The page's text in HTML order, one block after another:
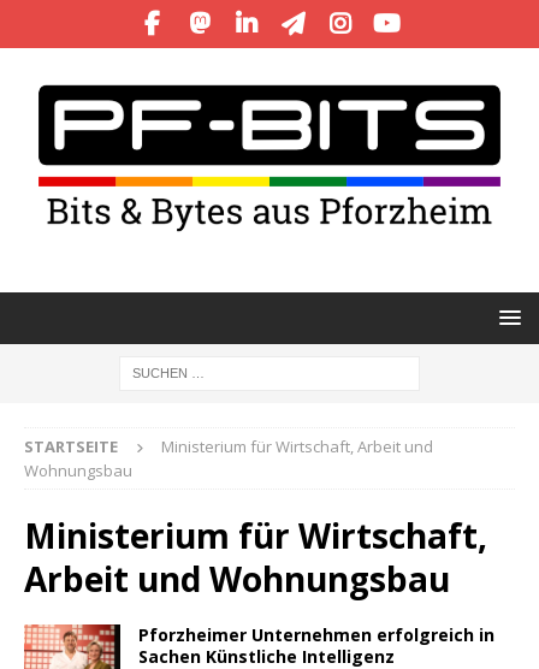
STARTSEITE
Ministerium für Wirtschaft, Arbeit und
Wohnungsbau
Ministerium für Wirtschaft,
Arbeit und Wohnungsbau
Pforzheimer Unternehmen erfolgreich in
Sachen Künstliche Intelligenz